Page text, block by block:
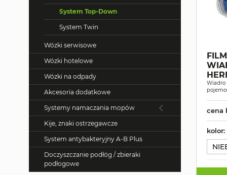
System Top-Down
System Twin
Wózki serwisowe
Wózki hotelowe
Wózki na odpady
Akcesoria dodatkowe
Systemy namaczania mopów
Kije, znaki ostrzegawcze
System antybakteryjny A-B Plus
Doczyszczanie podłóg / zbieraki
podłogowe
Wiadro
cena
kolor: